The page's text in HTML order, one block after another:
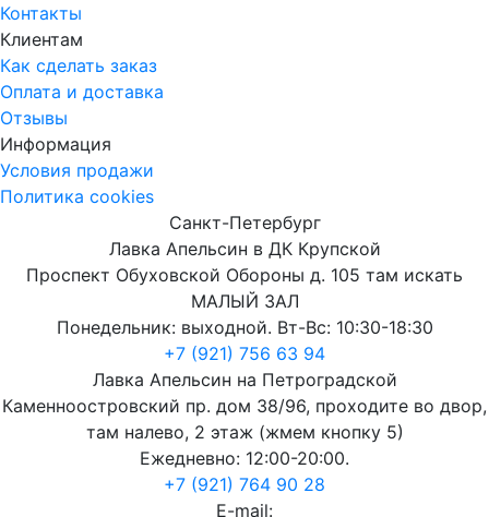
Контакты
Клиентам
Как сделать заказ
Оплата и доставка
Отзывы
Информация
Условия продажи
Политика cookies
Санкт-Петербург
Лавка Апельсин в ДК Крупской
Проспект Обуховской Обороны д. 105 там искать
МАЛЫЙ ЗАЛ
Понедельник: выходной. Вт-Вс: 10:30-18:30
+7 (921) 756 63 94
Лавка Апельсин на Петроградской
Каменноостровский пр. дом 38/96, проходите во двор,
там налево, 2 этаж (жмем кнопку 5)
Ежедневно: 12:00-20:00.
+7 (921) 764 90 28
E-mail: